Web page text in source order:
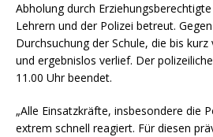
Abholung durch
Lehrern und der Polizei betreut.
Durchsuchung der Schule, die bis
und ergebnislos verlief. Der
11.00 Uhr beendet.
„Alle Einsatzkräfte, insbesondere die
extrem schnell reagiert. Für diesen